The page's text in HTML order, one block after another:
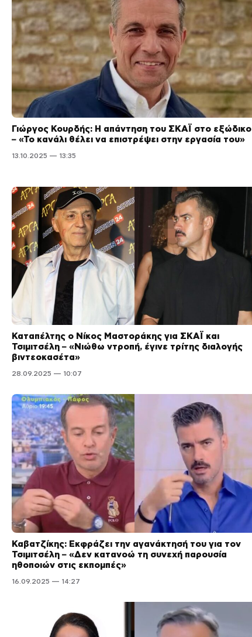
Γιώργος Κουρδής: Η απάντηση του ΣΚΑΪ στο εξώδικο
– «Το κανάλι θέλει να επιστρέψει στην εργασία του»
13.10.2025 — 13:35
Καταπέλτης ο Νίκος Μαστοράκης για ΣΚΑΪ και
Τσιμιτσέλη – «Νιώθω ντροπή, έγινε τρίτης διαλογής
βιντεοκασέτα»
28.09.2025 — 10:07
Καβατζίκης: Εκφράζει την αγανάκτησή του για τον
Τσιμιτσέλη – «Δεν κατανοώ τη συνεχή παρουσία
ηθοποιών στις εκπομπές»
16.09.2025 — 14:27